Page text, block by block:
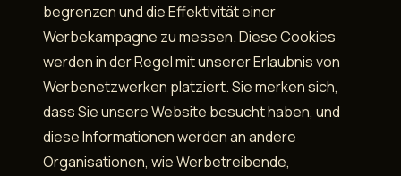
begrenzen und die Effektivität einer
Werbekampagne zu messen. Diese Cookies
werden in der Regel mit unserer Erlaubnis von
Werbenetzwerken platziert. Sie merken sich,
dass Sie unsere Website besucht haben, und
diese Informationen werden an andere
Organisationen, wie Werbetreibende,